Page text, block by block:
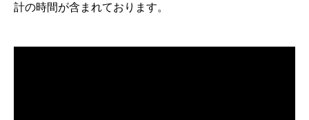
計の時間が含まれております。